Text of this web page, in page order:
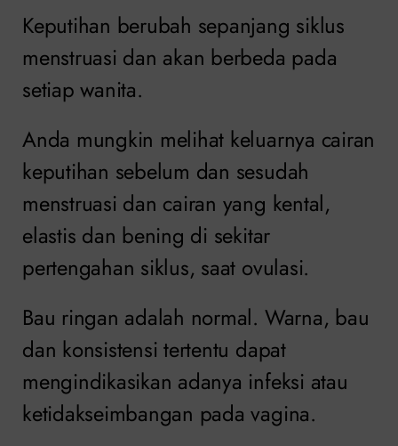
Keputihan berubah sepanjang siklus
menstruasi dan akan berbeda pada
setiap wanita.
Anda mungkin melihat keluarnya cairan
keputihan sebelum dan sesudah
menstruasi dan cairan yang kental,
elastis dan bening di sekitar
pertengahan siklus, saat ovulasi.
Bau ringan adalah normal. Warna, bau
dan konsistensi tertentu dapat
mengindikasikan adanya infeksi atau
ketidakseimbangan pada vagina.